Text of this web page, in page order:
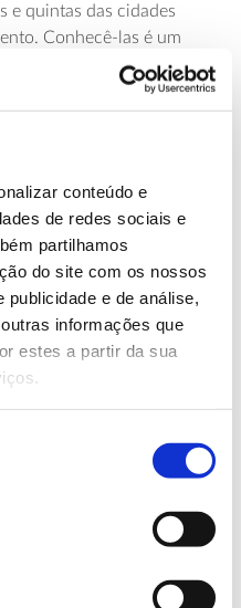
conteúdo e
de redes sociais e
partilhamos
do site com os nossos
e de análise,
informações que
estes a partir da sua
e quintas das cidades
Conhecê-las é um
Morcegos, que decorre
está marcado para
na noite de 10 de
espécies em risco:
acácia-das-espigas: